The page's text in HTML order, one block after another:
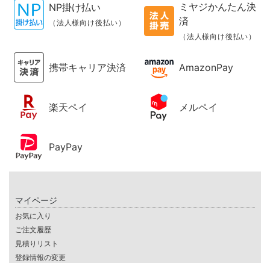
NP掛け払い
（法人様向け後払い）
ミヤジかんたん決
済
（法人様向け後払い）
携帯キャリア決済 AmazonPay
楽天ペイ メルペイ
PayPay
マイページ
お気に入り
ご注文履歴
見積りリスト
登録情報の変更